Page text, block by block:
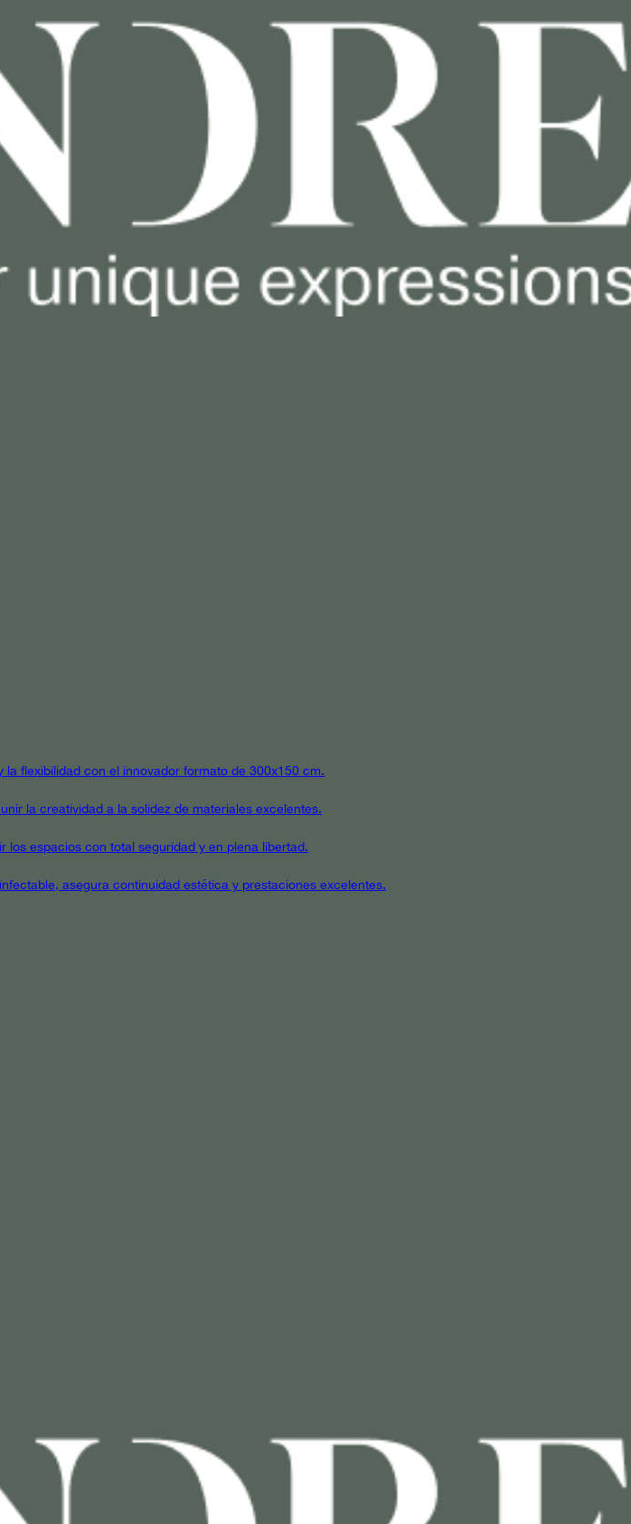
flexibilidad con el innovador formato de 300x150 cm.
la creatividad a la solidez de materiales excelentes.
espacios con total seguridad y en plena libertad.
asegura continuidad estética y prestaciones excelentes.